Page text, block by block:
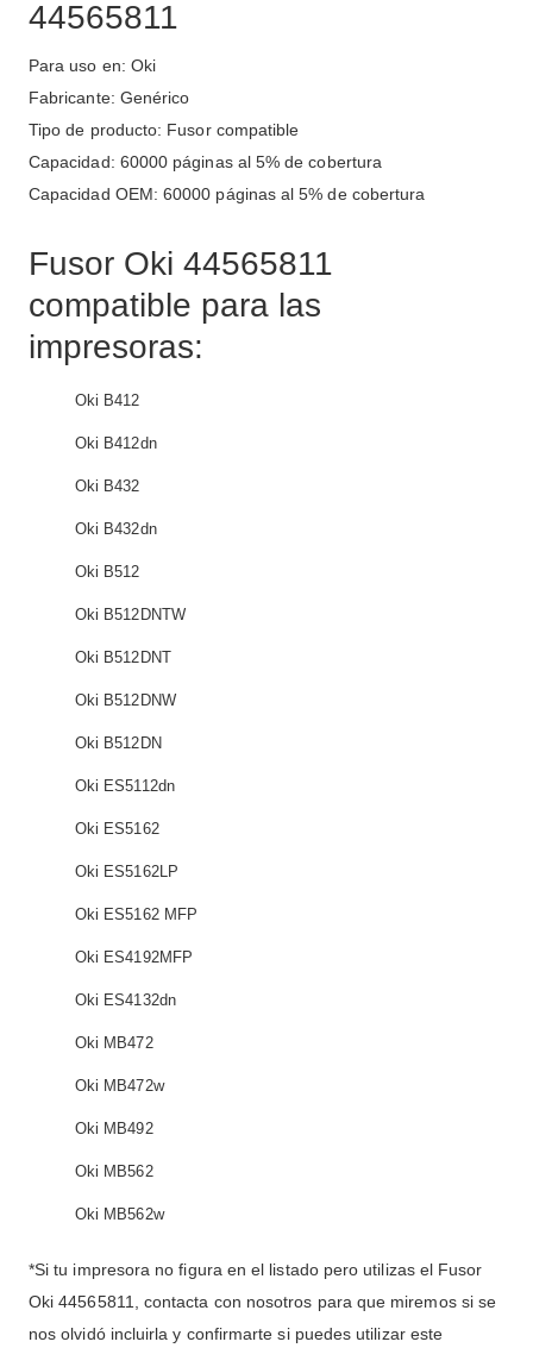
44565811
Para uso en: Oki
Fabricante: Genérico
Tipo de producto: Fusor compatible
Capacidad: 60000 páginas al 5% de cobertura
Capacidad OEM: 60000 páginas al 5% de cobertura
Fusor Oki 44565811
compatible para las
impresoras:
Oki B412
Oki B412dn
Oki B432
Oki B432dn
Oki B512
Oki B512DNTW
Oki B512DNT
Oki B512DNW
Oki B512DN
Oki ES5112dn
Oki ES5162
Oki ES5162LP
Oki ES5162 MFP
Oki ES4192MFP
Oki ES4132dn
Oki MB472
Oki MB472w
Oki MB492
Oki MB562
Oki MB562w
*Si tu impresora no figura en el listado pero utilizas el Fusor
Oki 44565811, contacta con nosotros para que miremos si se
nos olvidó incluirla y confirmarte si puedes utilizar este